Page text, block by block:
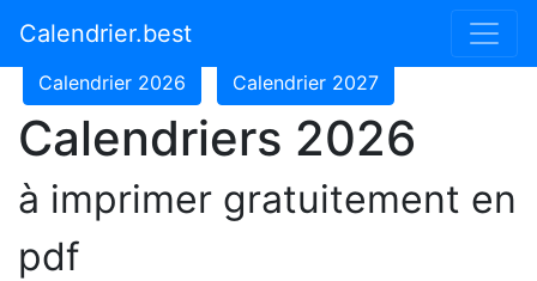
Calendrier.best
Calendrier 2024
Calendrier 2026 Calendrier 2027
Calendriers 2026
à imprimer gratuitement en
pdf